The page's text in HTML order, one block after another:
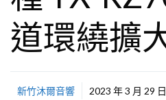
道環繞擴
新竹沐爾音響 2023 年 3 月 29 日